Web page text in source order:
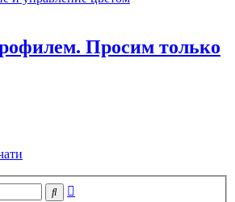
Просим только
Поиск